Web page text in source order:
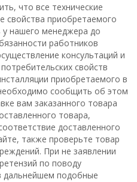
что все технические
свойства приобретаемого
у нашего менеджера до
работников
консультаций и
свойств
приобретаемого в
сообщить об этом
вам заказанного товара
товара,
доставленного
также проверьте товар
При не заявлении
по поводу
дальнейшем подобные